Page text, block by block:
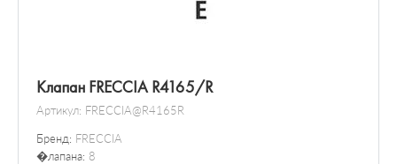
Клапан FRECCIA R4165/R
Артикул: FRECCIA@R4165R
Бренд: FRECCIA
�лапана: 8